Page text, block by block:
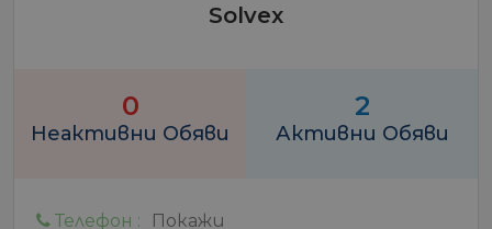
Solvex
0
Неактивни Обяви
2
Активни Обяви
Телефон : Покажи